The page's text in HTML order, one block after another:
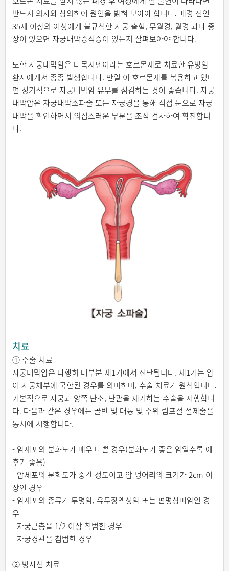
반드시 의사와 상의하여 원인을 밝혀 보아야 합니다. 폐경 전인
35세 이상의 여성에게 불규칙한 자궁 출혈, 무월경, 월경 과다 증
상이 있으면 자궁내막증식증이 있는지 살펴보아야 합니다.
또한 자궁내막암은 타목시펜이라는 호르몬제로 치료한 유방암
환자에게서 종종 발생합니다. 만일 이 호르몬제를 복용하고 있다
면 정기적으로 자궁내막암 유무를 점검하는 것이 좋습니다. 자궁
내막암은 자궁내막소파술 또는 자궁경을 통해 직접 눈으로 자궁
내막을 확인하면서 의심스러운 부분을 조직 검사하여 확진합니
다.
치료
① 수술 치료
자궁내막암은 다행히 대부분 제1기에서 진단됩니다. 제1기는 암
이 자궁체부에 국한된 경우를 의미하며, 수술 치료가 원칙입니다.
기본적으로 자궁과 양쪽 난소, 난관을 제거하는 수술을 시행합니
다. 다음과 같은 경우에는 골반 및 대동 및 주위 림프절 절제술을
동시에 시행합니다.
- 암세포의 분화도가 매우 나쁜 경우(분화도가 좋은 암일수록 예
후가 좋음)
- 암세포의 분화도가 중간 정도이고 암 덩어리의 크기가 2cm 이
상인 경우
- 암세포의 종류가 투명암, 유두장액성암 또는 편평상피암인 경
우
- 자궁근층을 1/2 이상 침범한 경우
- 자궁경관을 침범한 경우
② 방사선 치료